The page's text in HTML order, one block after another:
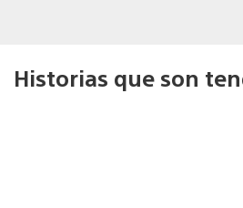
Historias que son